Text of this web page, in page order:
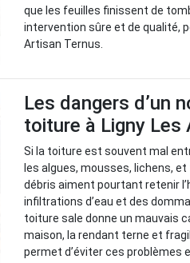
que les feuilles finissent de
intervention sûre et de qualité,
Artisan Ternus.
Les dangers d’un
toiture à Ligny Les
Si la toiture est souvent mal
les algues, mousses, lichens,
débris aiment pourtant retenir
infiltrations d’eau et des
toiture sale donne un mauvais
maison, la rendant terne et
permet d’éviter ces problèmes